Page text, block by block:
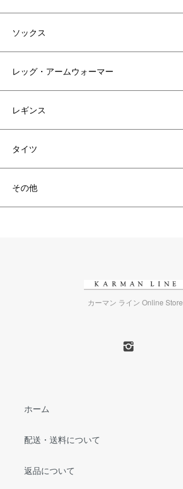
ソックス
レッグ・アームウォーマー
レギンス
タイツ
その他
カーマン ライン Online Store
ホーム
配送・送料について
返品について